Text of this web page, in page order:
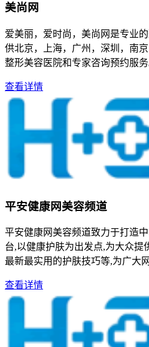
美尚网
爱美丽，爱时尚，美尚网是专业
供北京，上海，广州，深圳，南
整形美容医院和专家咨询预约服务
查看详情
平安健康网美容频道
平安健康网美容频道致力于打造
台,以健康护肤为出发点,为大众提
最新最实用的护肤技巧等,为广大
查看详情